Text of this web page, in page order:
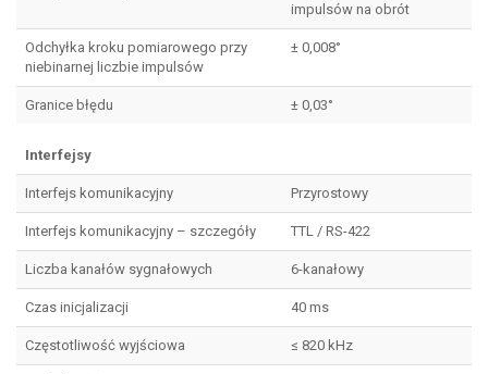
impulsów na obrót
Odchyłka kroku pomiarowego przy
niebinarnej liczbie impulsów
± 0,008°
Granice błędu ± 0,03°
Interfejsy
Interfejs komunikacyjny Przyrostowy
Interfejs komunikacyjny – szczegóły TTL / RS-422
Liczba kanałów sygnałowych 6-kanałowy
Czas inicjalizacji 40 ms
Częstotliwość wyjściowa ≤ 820 kHz